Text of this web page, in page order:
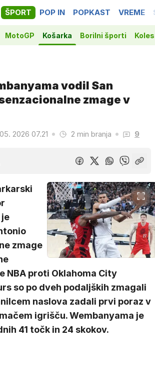
ŠPORT POP IN POPKAST VREME
MotoGP Košarka Borilni športi
vodil San
zmage v
2026 07.21 2 min branja 9
zmage
NBA proti Oklahoma City
so po dveh podaljških zmagali
naslova zadali prvi poraz v
igrišču. Wembanyama je
41 točk in 24 skokov.